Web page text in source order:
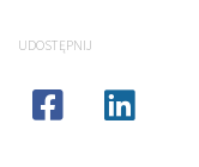
UDOSTĘPNIJ